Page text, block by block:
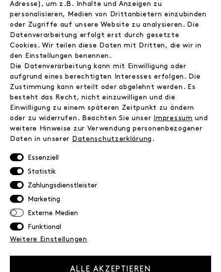
Journal
Wir
Jobs
Instagram
Facebook
Kontakt
FAQ
Zahlungsinformationen
Versand
Retoure
Datenschutz
AGB
Impressum
NEWSLETTER
Adresse), um z.B. Inhalte und Anzeigen zu
personalisieren, Medien von Drittanbietern einzubinden
oder Zugriffe auf unsere Website zu analysieren. Die
Datenverarbeitung erfolgt erst durch gesetzte
Cookies. Wir teilen diese Daten mit Dritten, die wir in
den Einstellungen benennen.
Die Datenverarbeitung kann mit Einwilligung oder
aufgrund eines berechtigten Interesses erfolgen. Die
Zustimmung kann erteilt oder abgelehnt werden. Es
besteht das Recht, nicht einzuwilligen und die
Einwilligung zu einem späteren Zeitpunkt zu ändern
oder zu widerrufen. Beachten Sie unser
Impressum und
weitere Hinweise zur Verwendung personenbezogener
Daten in unserer
Daten­schutz­erklärung .
Essenziell
Statistik
Zahlungsdienstleister
Marketing
Externe Medien
Funktional
Weitere Einstellungen
ALLE AKZEPTIEREN